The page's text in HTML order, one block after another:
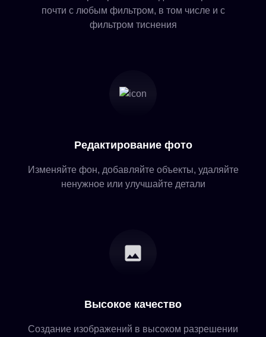
почти с любым фильтром, в том числе и с
фильтром тиснения
Редактирование фото
Изменяйте фон, добавляйте объекты, удаляйте
ненужное или улучшайте детали
Высокое качество
Создание изображений в высоком разрешении